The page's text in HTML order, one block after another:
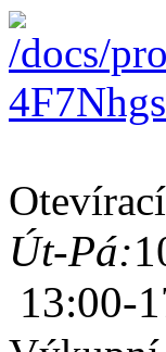
Út-Pá:
13:00-